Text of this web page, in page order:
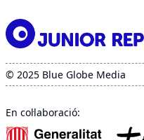
© 2025 Blue Globe Media
En col·laboració: